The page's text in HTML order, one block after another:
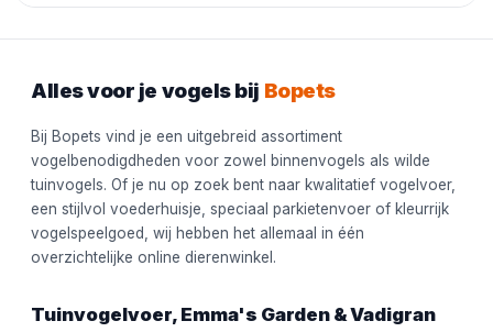
Alles voor je vogels bij Bopets
Bij Bopets vind je een uitgebreid assortiment
vogelbenodigdheden voor zowel binnenvogels als wilde
tuinvogels. Of je nu op zoek bent naar kwalitatief vogelvoer,
een stijlvol voederhuisje, speciaal parkietenvoer of kleurrijk
vogelspeelgoed, wij hebben het allemaal in één
overzichtelijke online dierenwinkel.
Tuinvogelvoer, Emma's Garden & Vadigran